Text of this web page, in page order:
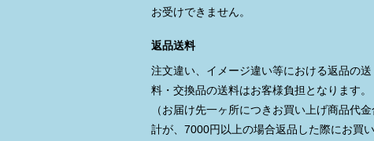
お受けできません。
返品送料
注文違い、イメージ違い等における返品の送
料・交換品の送料はお客様負担となります。
（お届け先一ヶ所につきお買い上げ商品代金
計が、7000円以上の場合返品した際にお買